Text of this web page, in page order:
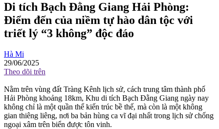
Di tích Bạch Đằng Giang Hải Phòng:
Điểm đến của niềm tự hào dân tộc với
triết lý “3 không” độc đáo
Hà Mi
29/06/2025
Theo dõi trên
Nằm trên vùng đất Tràng Kênh lịch sử, cách trung tâm thành phố
Hải Phòng khoảng 18km, Khu di tích Bạch Đằng Giang ngày nay
không chỉ là một quần thể kiến trúc bề thế, mà còn là một không
gian thiêng liêng, nơi ba bản hùng ca vĩ đại nhất trong lịch sử chống
ngoại xâm trên biển được tôn vinh.